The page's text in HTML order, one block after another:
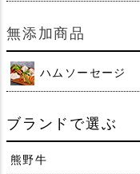
無添加商品
ハムソーセージ
ブランドで選ぶ
熊野牛